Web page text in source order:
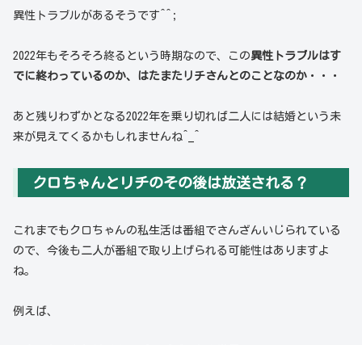
異性トラブルがあるそうです^^;
2022年もそろそろ終るという時期なので、この異性トラブルはす
でに終わっているのか、はたまたリチさんとのことなのか ・・・
あと残りわずかとなる2022年を乗り切れば二人には結婚という未
来が見えてくるかもしれませんね^_^
クロちゃんとリチのその後は放送される？
これまでもクロちゃんの私生活は番組でさんざんいじられている
ので、今後も二人が番組で取り上げられる可能性はありますよ
ね。
例えば、